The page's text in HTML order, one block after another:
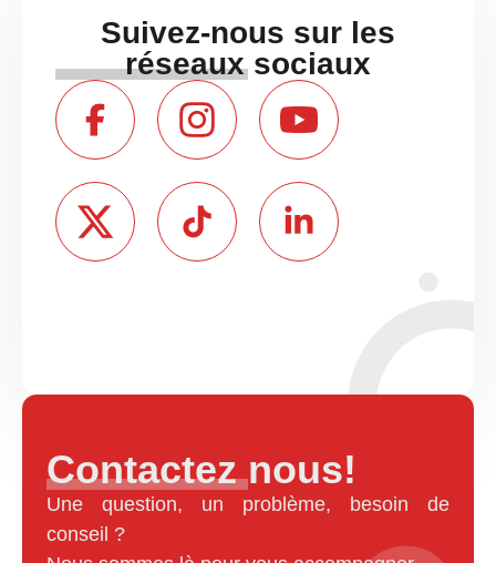
Suivez-nous sur les
réseaux sociaux
Contactez nous!
Une question, un problème, besoin de
conseil ?